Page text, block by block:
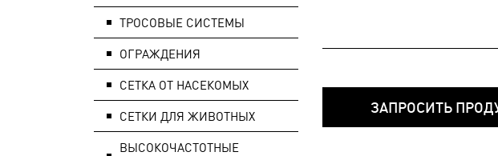
ЗАПРОСИТЬ
ТРОСОВЫЕ СИСТЕМЫ
ОГРАЖДЕНИЯ
СЕТКА ОТ НАСЕКОМЫХ
СЕТКИ ДЛЯ ЖИВОТНЫХ
ВЫСОКОЧАСТОТНЫЕ